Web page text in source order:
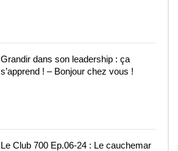
Grandir dans son leadership : ça
s’apprend ! – Bonjour chez vous !
Le Club 700 Ep.06-24 : Le cauchemar